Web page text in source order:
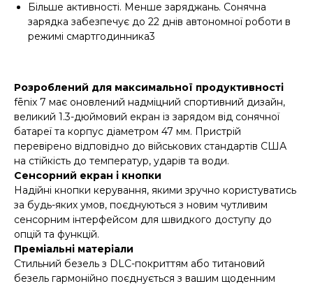
Більше активності. Менше заряджань. Сонячна
зарядка забезпечує до 22 днів автономної роботи в
режимі смартгодинника3
Розроблений для максимальної продуктивності
fēnix 7 має оновлений надміцний спортивний дизайн,
великий 1.3-дюймовий екран із зарядом від сонячної
батареї та корпус діаметром 47 мм. Пристрій
перевірено відповідно до військових стандартів США
на стійкість до температур, ударів та води.
Сенсорний екран і кнопки
Надійні кнопки керування, якими зручно користуватись
за будь-яких умов, поєднуються з новим чутливим
сенсорним інтерфейсом для швидкого доступу до
опцій та функцій.
Преміальні матеріали
Стильний безель з DLC-покриттям або титановий
безель гармонійно поєднується з вашим щоденним